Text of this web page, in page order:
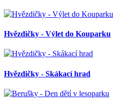
Hvězdičky - Výlet do Kouparku
Hvězdičky - Skákací hrad